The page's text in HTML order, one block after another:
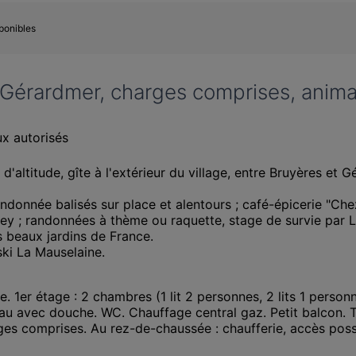
charges comprises,
autorisés
gîte à l'extérieur du village, entre Bruyères et
balisés sur place et alentours ; café-épicerie
; randonnées à thème ou raquette, stage de survie par
jardins de France.
La Mauselaine.
1er étage : 2 chambres (1 lit 2 personnes, 2 lits 1
avec douche. WC. Chauffage central gaz. Petit
comprises. Au rez-de-chaussée : chaufferie, accès